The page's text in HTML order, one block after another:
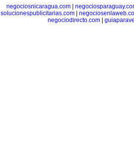
negociosnicaragua.com
solucionespublicitarias.com
negociodirecto.com